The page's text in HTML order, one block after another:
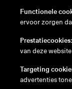
en/nl/fr/de
Disclaimer
Cookiebeleid
Functionele
ervoor zorgen
Prestatiecookies:
van deze
Targeting
advertenties